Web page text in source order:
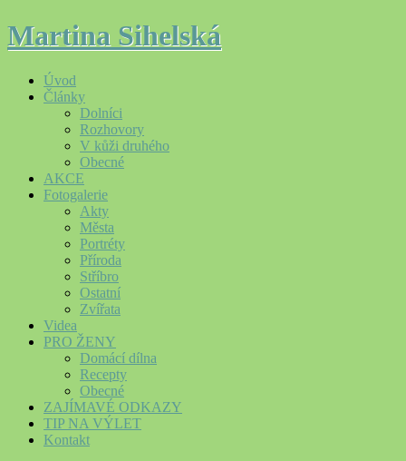
Martina Sihelská
Úvod
Články
Dolníci
Rozhovory
V kůži druhého
Obecné
AKCE
Fotogalerie
Akty
Města
Portréty
Příroda
Stříbro
Ostatní
Zvířata
Videa
PRO ŽENY
Domácí dílna
Recepty
Obecné
ZAJÍMAVÉ ODKAZY
TIP NA VÝLET
Kontakt